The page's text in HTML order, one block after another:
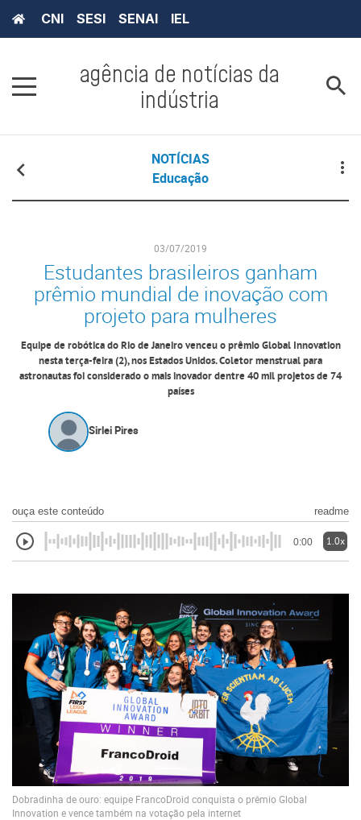
CNI SESI SENAI IEL
agência de notícias da
indústria
NOTÍCIAS
Educação
03/07/2019
Estudantes brasileiros ganham
prêmio mundial de inovação com
projeto para mulheres
Equipe de robótica do Rio de Janeiro venceu o prêmio Global Innovation
nesta terça-feira (2), nos Estados Unidos. Coletor menstrual para
astronautas foi considerado o mais inovador dentre 40 mil projetos de 74
países
Sirlei Pires
ouça este conteúdo readme
0:00 1.0x
Dobradinha de ouro: equipe FrancoDroid conquista o prêmio Global
Innovation e vence também na votação pela internet